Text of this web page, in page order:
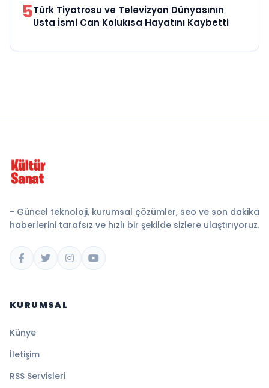
5Türk Tiyatrosu ve Televizyon Dünyasının
Usta İsmi Can Kolukısa Hayatını Kaybetti
- Güncel teknoloji, kurumsal çözümler, seo ve son dakika
haberlerini tarafsız ve hızlı bir şekilde sizlere ulaştırıyoruz.
KURUMSAL
Künye
İletişim
RSS Servisleri